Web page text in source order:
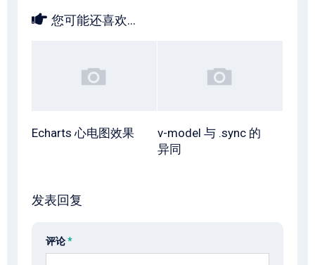
您可能还喜欢...
Echarts 心电图效果
v-model 与 .sync 的
异同
发表回复
评论*